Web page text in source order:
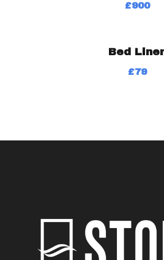
£900
Bed
£79